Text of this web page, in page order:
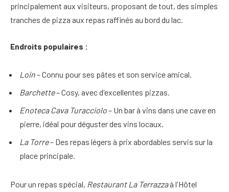
principalement aux visiteurs, proposant de tout, des simples
tranches de pizza aux repas raffinés au bord du lac.
Endroits populaires :
Loin– Connu pour ses pâtes et son service amical.
Barchette– Cosy, avec d'excellentes pizzas.
Enoteca Cava Turacciolo– Un bar à vins dans une cave en
pierre, idéal pour déguster des vins locaux.
La Torre– Des repas légers à prix abordables servis sur la
place principale.
Pour un repas spécial, Restaurant La Terrazzaà l'Hôtel